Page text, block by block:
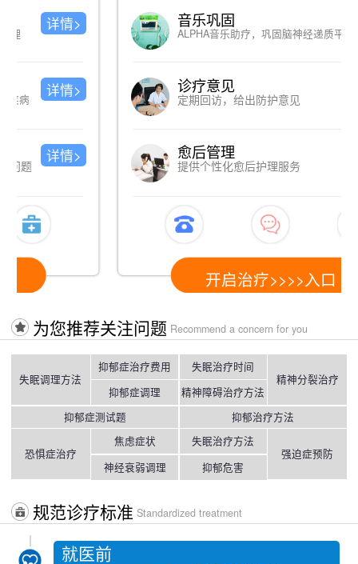
超低频经颅磁刺激(KF-10C)
快速修复 激发神经
HX系列rTMS经颅磁治疗仪
改善脑供血 修复脑损伤
脑神经激活治疗仪
激活脑神经，提升脑神经元免疫力
开启治疗>>>>入口
为您推荐关注问题 Recommend a concern for you
失眠调理方法
抑郁症治疗费用
抑郁症调理
失眠治疗时间
精神障碍治疗方法
精神分裂治疗
抑郁症测试题 抑郁治疗方法
恐惧症治疗
焦虑症状
神经衰弱调理
失眠治疗方法
抑郁危害
强迫症预防
规范诊疗标准 Standardized treatment
就医前